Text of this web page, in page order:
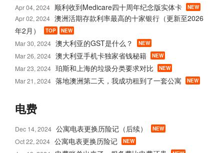
Apr 04, 2024 顺利收到Medicare四十周年纪念版实体卡 NEW
Apr 02, 2024 澳洲活期存款利率最高的十家银行（更新至2026
年2月）
TOP NEW
Mar 30, 2024 澳大利亚的GST是什么？ NEW
Mar 26, 2024 澳大利亚手机卡独家省钱秘籍 NEW
Mar 23, 2024 珀斯和上海的垃圾分类要求对比 NEW
Mar 21, 2024 落地澳洲第二天，我成功租到了一套公寓 NEW
电费
Dec 14, 2024 公寓电表更换历险记（后续） NEW
Oct 22, 2024 公寓电表更换历险记 NEW